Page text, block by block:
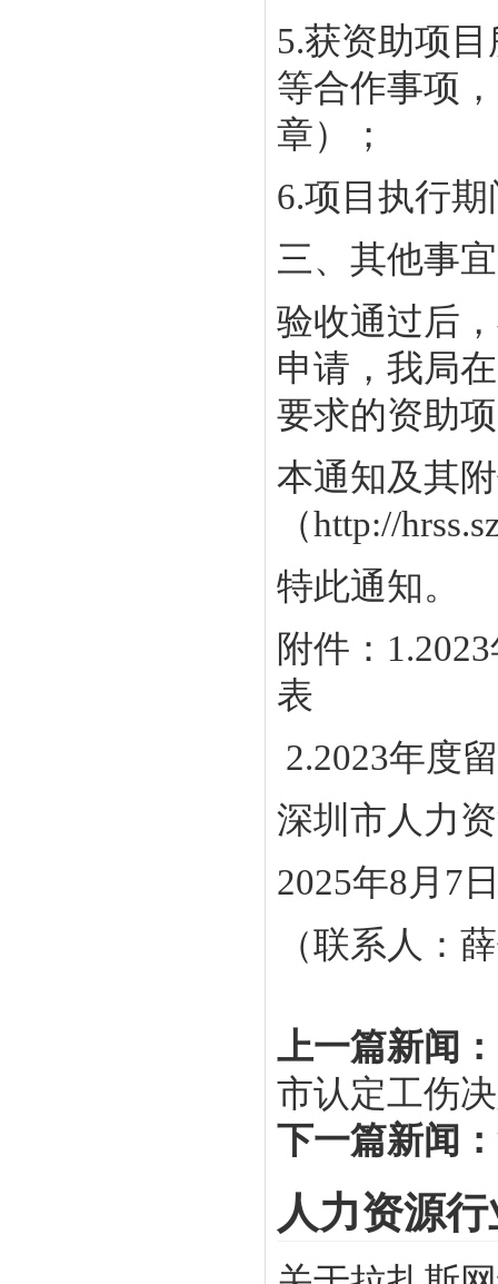
5.获资助项
等合作事项
章）；
6.项目执行
三、其他事宜
验收通过后
申请，我局
要求的资助
本通知及其
（http://
特此通知。
附件：
表
2.2023年度
深圳市人力
2025年8月7
（联系人：
上一篇新闻：
市认定工伤
下一篇新闻：
人力资源